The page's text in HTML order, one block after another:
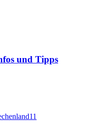
und Tipps
11